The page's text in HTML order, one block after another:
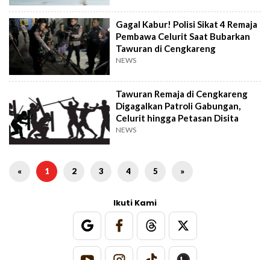
Gagal Kabur! Polisi Sikat 4 Remaja
Pembawa Celurit Saat Bubarkan
Tawuran di Cengkareng
NEWS
Tawuran Remaja di Cengkareng
Digagalkan Patroli Gabungan,
Celurit hingga Petasan Disita
NEWS
« 1 2 3 4 5 »
Ikuti Kami